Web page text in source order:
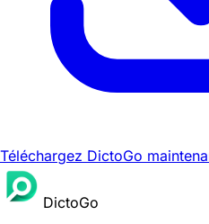
Téléchargez DictoGo
DictoGo